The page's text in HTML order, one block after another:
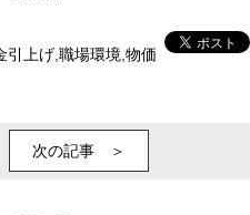
引上げ 職場環境 物価
次の記事 ＞